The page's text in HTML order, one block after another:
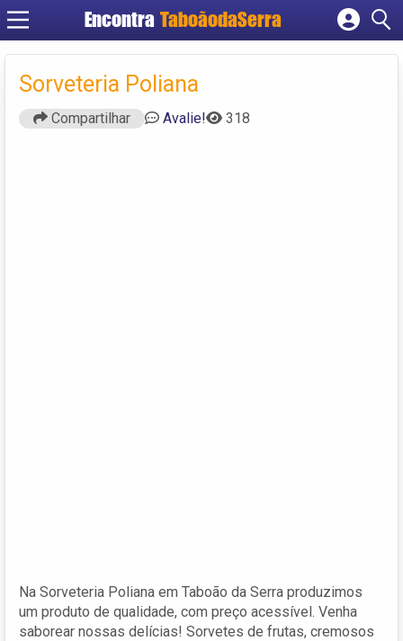
Encontra TaboãodaSerra
Cadastrar empresa
Criar conta
Sorveteria Poliana
Compartilhar Avalie! 318
Na Sorveteria Poliana em Taboão da Serra produzimos
um produto de qualidade, com preço acessível. Venha
saborear nossas delícias! Sorvetes de frutas, cremosos